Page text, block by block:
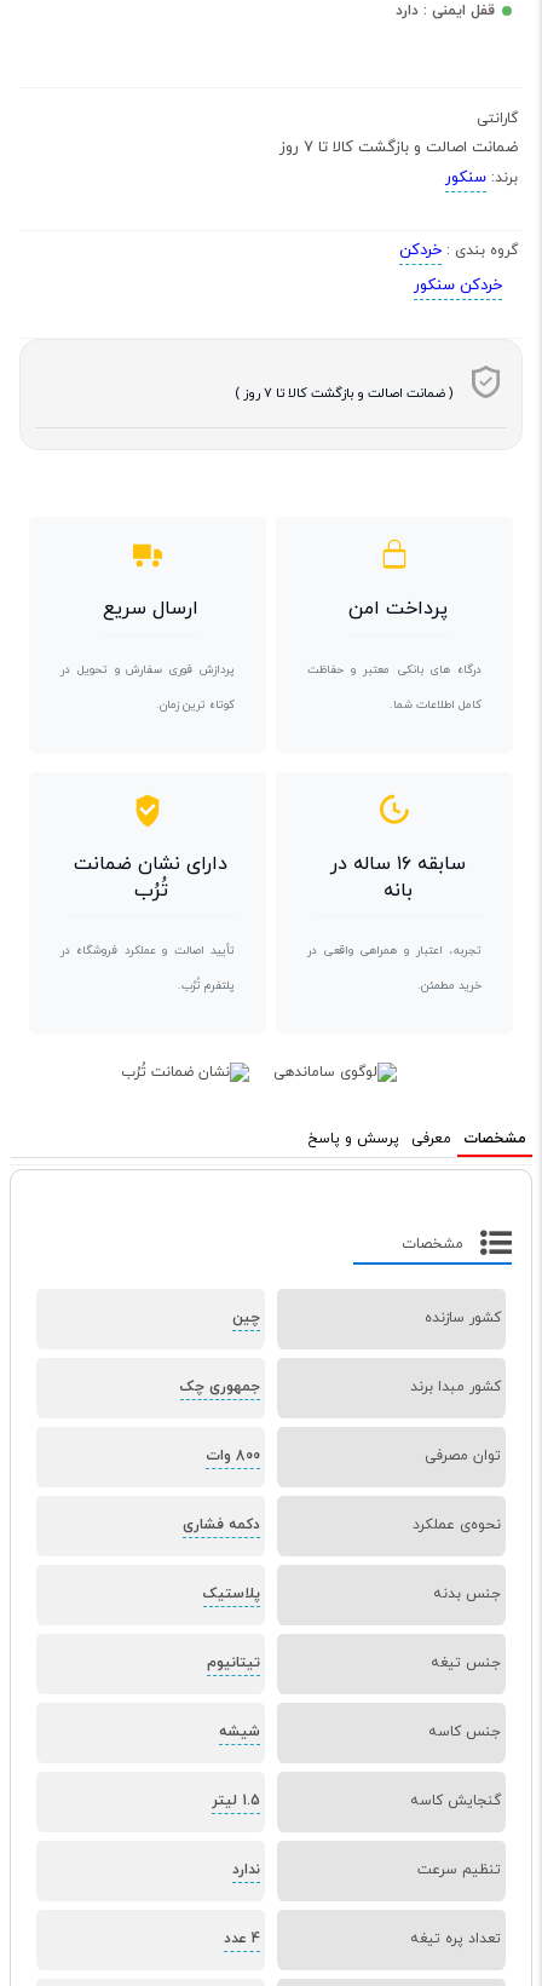
قفل ایمنی : دارد
گارانتی
ضمانت اصالت و بازگشت کالا تا 7 روز
برند: سنکور
گروه بندی : خردکن
خردکن سنکور
( ضمانت اصالت و بازگشت کالا تا 7 روز )
پرداخت امن
درگاه های بانکی معتبر و حفاظت
کامل اطلاعات شما.
ارسال سریع
پردازش فوری سفارش و تحویل در
کوتاه ترین زمان.
سابقه ۱۶ ساله در
بانه
تجربه، اعتبار و همراهی واقعی در
خرید مطمئن.
دارای نشان ضمانت
تُرُب
تأیید اصالت و عملکرد فروشگاه در
پلتفرم تُرُب.
مشخصات معرفی پرسش و پاسخ
مشخصات
کشور سازنده چین
کشور مبدا برند جمهوری چک
توان مصرفی 800 وات
نحوه‌ی عملکرد دکمه فشاری
جنس بدنه پلاستیک
جنس تیغه تیتانیوم
جنس کاسه شیشه
گنجایش کاسه 1.5 لیتر
تنظیم سرعت ندارد
تعداد پره تیغه 4 عدد